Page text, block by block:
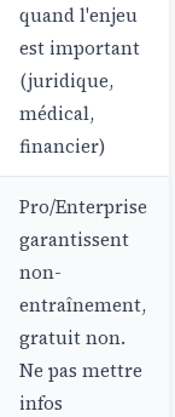
quand l'enjeu
est important
(juridique,
médical,
financier)
Pro/Enterprise
garantissent
non-
entraînement,
gratuit non.
Ne pas mettre
infos